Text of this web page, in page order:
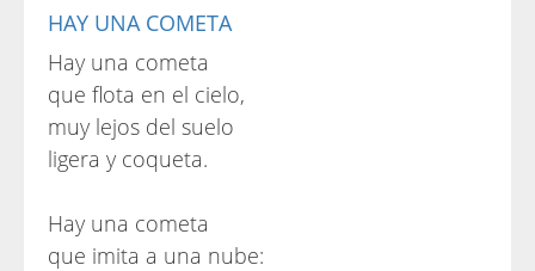
HAY UNA COMETA
Hay una cometa
que flota en el cielo,
muy lejos del suelo
ligera y coqueta.
Hay una cometa
que imita a una nube: